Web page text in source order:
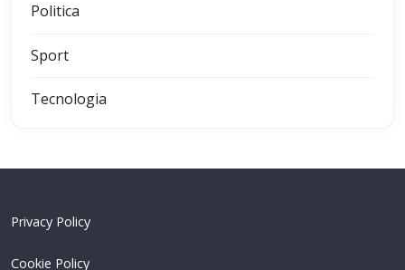
Politica
Sport
Tecnologia
Privacy Policy
Cookie Policy